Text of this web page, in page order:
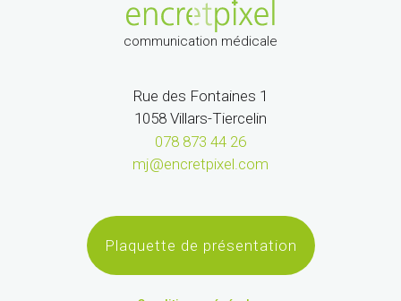
communication médicale
Rue des Fontaines 1
1058 Villars-Tiercelin
078 873 44 26
mj@encretpixel.com
Plaquette de présentation